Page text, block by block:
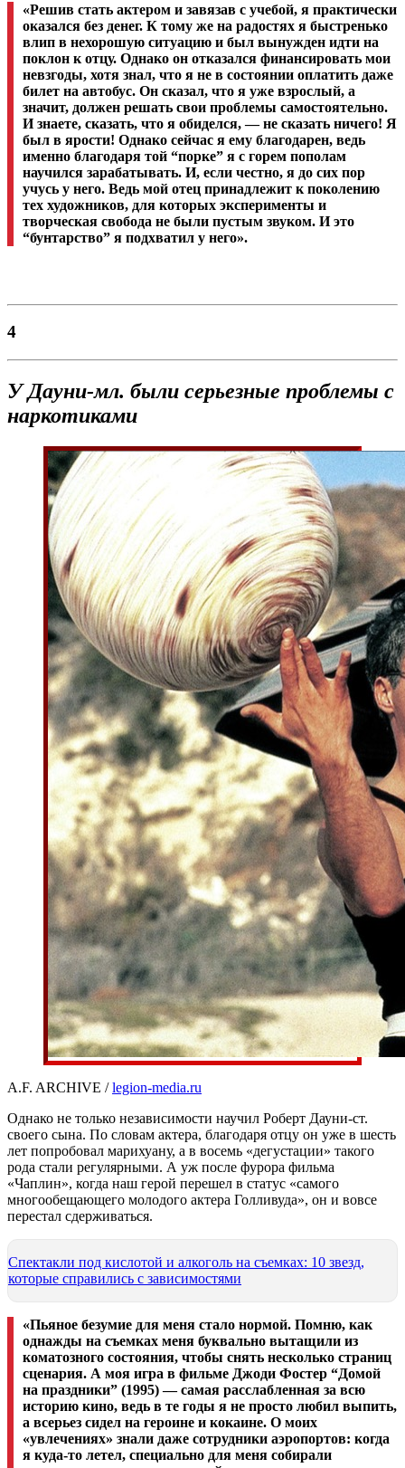
«Решив стать актером и завязав с учебой, я практически
оказался без денег. К тому же на радостях я быстренько
влип в нехорошую ситуацию и был вынужден идти на
поклон к отцу. Однако он отказался финансировать мои
невзгоды, хотя знал, что я не в состоянии оплатить даже
билет на автобус. Он сказал, что я уже взрослый, а
значит, должен решать свои проблемы самостоятельно.
И знаете, сказать, что я обиделся,—не сказать ничего! Я
был в ярости! Однако сейчас я ему благодарен, ведь
именно благодаря той “порке” я с горем пополам
научился зарабатывать. И, если честно, я до сих пор
учусь у него. Ведь мой отец принадлежит к поколению
тех художников, для которых эксперименты и
творческая свобода не были пустым звуком. И это
“бунтарство” я подхватил у него».
4
У Дауни-мл. были серьезные проблемы с
наркотиками
A.F. ARCHIVE /legion-media.ru
Однако не только независимости научил Роберт Дауни-ст.
своего сына. По словам актера, благодаря отцу он уже в шесть
лет попробовал марихуану, а в восемь «дегустации» такого
рода стали регулярными. А уж после фурора фильма
«Чаплин», когда наш герой перешел в статус «самого
многообещающего молодого актера Голливуда», он и вовсе
перестал сдерживаться.
Спектакли под кислотой и алкоголь на съемках: 10 звезд,
которые справились с зависимостями
«Пьяное безумие для меня стало нормой. Помню, как
однажды на съемках меня буквально вытащили из
коматозного состояния, чтобы снять несколько страниц
сценария. А моя игра в фильме Джоди Фостер “Домой
на праздники” (1995) — самая расслабленная за всю
историю кино, ведь в те годы я не просто любил выпить,
а всерьез сидел на героине и кокаине. О моих
«увлечениях» знали даже сотрудники аэропортов: когда
я куда-то летел, специально для меня собирали